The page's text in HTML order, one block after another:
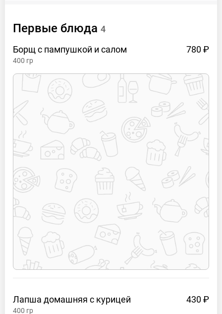
Первые блюда 4
Борщ с пампушкой и салом 780 ₽
400 гр
Лапша домашняя с курицей 430 ₽
400 гр